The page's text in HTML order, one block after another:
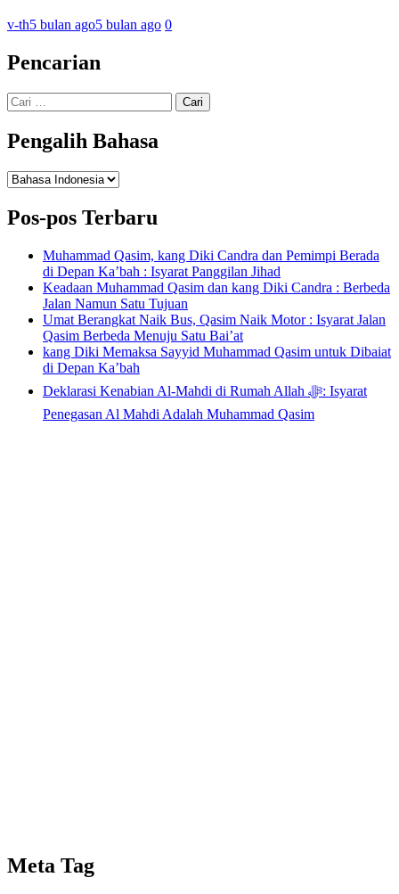
v-th5 bulan ago5 bulan ago 0
Pencarian
Cari
untuk:
Pengalih Bahasa
Pengalih
Pos-pos Terbaru
Muhammad Qasim, kang Diki Candra dan Pemimpi Berada
di Depan Ka’bah : Isyarat Panggilan Jihad
Keadaan Muhammad Qasim dan kang Diki Candra : Berbeda
Jalan Namun Satu Tujuan
Umat Berangkat Naik Bus, Qasim Naik Motor : Isyarat Jalan
Qasim Berbeda Menuju Satu Bai’at
kang Diki Memaksa Sayyid Muhammad Qasim untuk Dibaiat
di Depan Ka’bah
Deklarasi Kenabian Al-Mahdi di Rumah Allah ﷻ: Isyarat
Penegasan Al Mahdi Adalah Muhammad Qasim
Meta Tag